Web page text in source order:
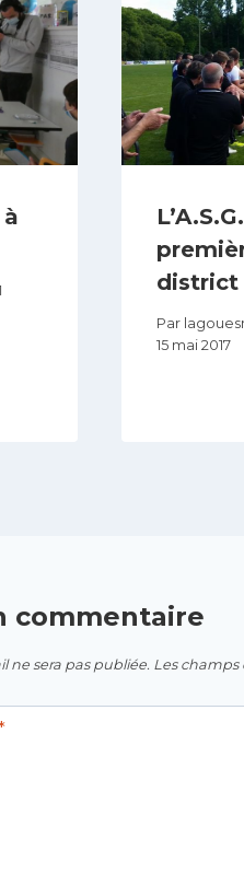
district
Par
15 mai 2017
commentaire
ne sera pas publiée. Les champs